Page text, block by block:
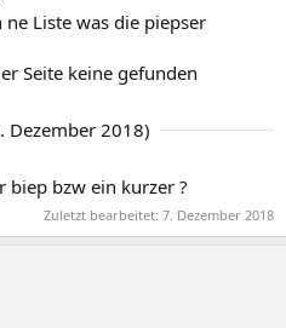
Liste was die piepser
Seite keine gefunden
Dezember 2018)
biep bzw ein kurzer ?
Zuletzt bearbeitet: 7. Dezember 2018